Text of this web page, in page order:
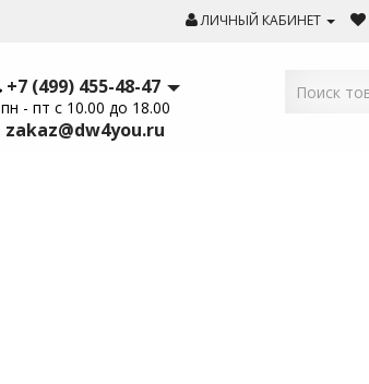
ЛИЧНЫЙ КАБИНЕТ
+7 (499) 455-48-47
пн - пт с 10.00 до 18.00
zakaz@dw4you.ru